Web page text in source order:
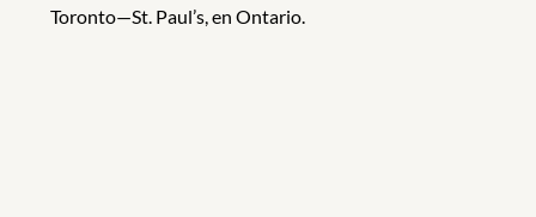
Toronto—St. Paul’s, en Ontario.